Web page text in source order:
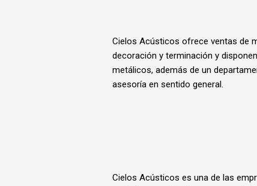
Cielos Acústicos ofrece ventas de
decoración y terminación y
metálicos, además de un
asesoría en sentido general.
Cielos Acústicos es una de las